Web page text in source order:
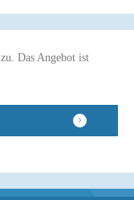
zu. Das Angebot ist